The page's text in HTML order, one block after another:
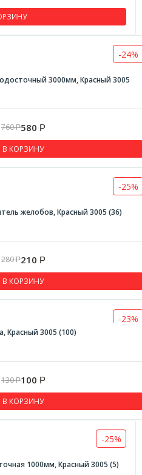
-24%
3000мм, Красный 3005
760Р580 Р
В КОРЗИНУ
-25%
желобов, Красный 3005 (36)
280Р210 Р
В КОРЗИНУ
-23%
Красный 3005 (100)
130Р100 Р
В КОРЗИНУ
-25%
1000мм, Красный 3005 (5)